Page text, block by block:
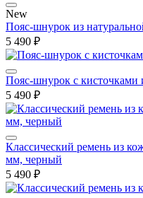
New
Пояс-шнурок из
5 490 ₽
Пояс-шнурок с кисточками
5 490 ₽
Классический ремень из
мм, черный
5 490 ₽